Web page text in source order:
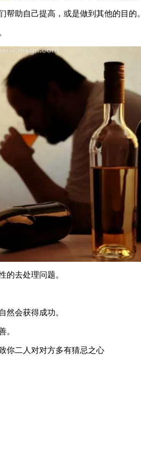
帮助自己提高，或是做到其他的目的
的去处理问题。
然会获得成功。
。
你二人对对方多有猜忌之心